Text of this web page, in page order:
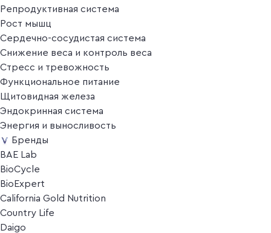
Репродуктивная система
Рост мышц
Сердечно-сосудистая система
Снижение веса и контроль веса
Стресс и тревожность
Функциональное питание
Щитовидная железа
Эндокринная система
Энергия и выносливость
Бренды
BAE Lab
BioCycle
BioExpert
California Gold Nutrition
Country Life
Daigo